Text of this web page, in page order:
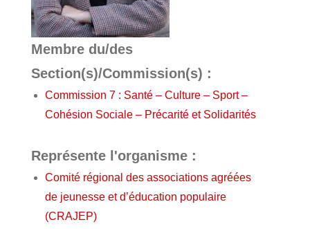
Membre du/des
Section(s)/Commission(s) :
Commission 7 : Santé – Culture – Sport –
Cohésion Sociale – Précarité et Solidarités
Représente l'organisme :
Comité régional des associations agréées
de jeunesse et d’éducation populaire
(CRAJEP)